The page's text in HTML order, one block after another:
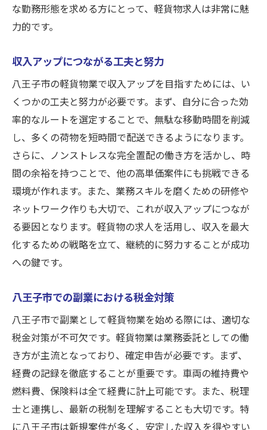
な勤務形態を求める方にとって、軽貨物求人は非常に魅
力的です。
収入アップにつながる工夫と努力
八王子市の軽貨物業で収入アップを目指すためには、い
くつかの工夫と努力が必要です。まず、自分に合った効
率的なルートを選定することで、無駄な移動時間を削減
し、多くの荷物を短時間で配送できるようになります。
さらに、ノンストレスな完全置配の働き方を活かし、時
間の余裕を持つことで、他の高単価案件にも挑戦できる
環境が作れます。また、業務スキルを磨くための研修や
ネットワーク作りも大切で、これが収入アップにつなが
る要因となります。軽貨物の求人を活用し、収入を最大
化するための戦略を立て、継続的に努力することが成功
への鍵です。
八王子市での副業における税金対策
八王子市で副業として軽貨物業を始める際には、適切な
税金対策が不可欠です。軽貨物業は業務委託としての働
き方が主流となっており、確定申告が必要です。まず、
経費の記録を徹底することが重要です。車両の維持費や
燃料費、保険料は全て経費に計上可能です。また、税理
士と連携し、最新の税制を理解することも大切です。特
に八王子市は新規案件が多く、安定した収入を得やすい